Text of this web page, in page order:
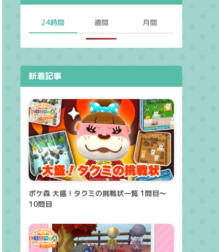
24時間 週間 月間
新着記事
ポケ森 大盛！タクミの挑戦状一覧 1問目～
10問目